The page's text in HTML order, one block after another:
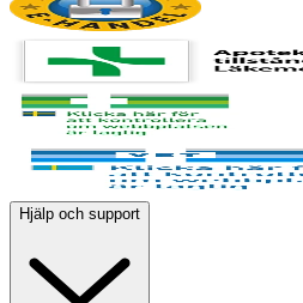
Hjälp och support